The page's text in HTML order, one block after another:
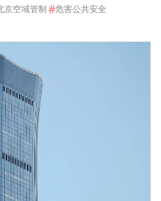
京空域管制#危害公共安全